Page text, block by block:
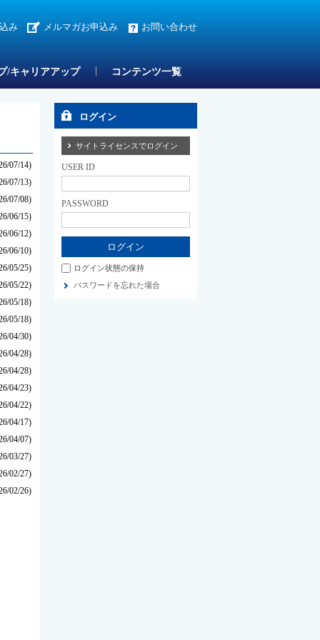
み メルマガお申込み お問い合わせ
/キャリアアップ コンテンツ一覧
07/14)
07/13)
07/08)
06/15)
06/12)
06/10)
05/25)
05/22)
05/18)
05/18)
04/30)
04/28)
04/28)
04/23)
04/22)
04/17)
04/07)
03/27)
02/27)
02/26)
ログイン
サイトライセンスでログイン
USER ID
PASSWORD
ログイン状態の保持
パスワードを忘れた場合